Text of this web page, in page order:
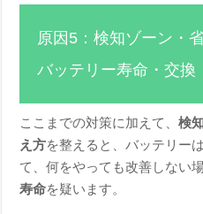
原因5：検知ゾーン・
バッテリー寿命・交換
ここまでの対策に加えて、検
え方を整えると、バッテリー
て、何をやっても改善しない
寿命を疑います。